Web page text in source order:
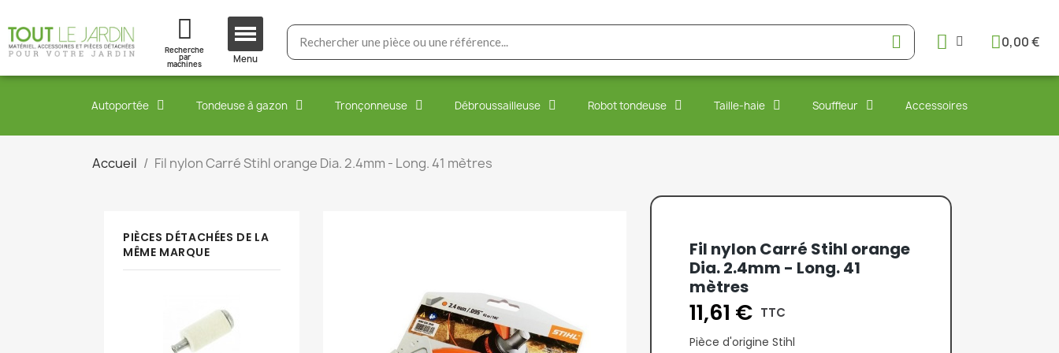
Recherche
par
machines Menu
0,00 €
Autoportée Tondeuse à gazon Tronçonneuse Débroussailleuse Robot tondeuse Taille-haie Souffleur Accessoires
Accueil Fil nylon Carré Stihl orange Dia. 2.4mm - Long. 41 mètres
PIÈCES DÉTACHÉES DE LA
MÊME MARQUE
Fil nylon Carré Stihl orange
Dia. 2.4mm - Long. 41
mètres
11,61 € TTC
Pièce d'origine Stihl